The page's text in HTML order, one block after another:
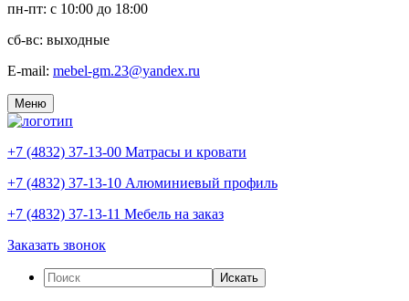
пн-пт: c 10:00 до 18:00
сб-вс: выходные
E-mail: mebel-gm.23@yandex.ru
Меню
+7 (4832) 37-13-00 Матрасы и кровати
+7 (4832) 37-13-10 Алюминиевый профиль
+7 (4832) 37-13-11 Мебель на заказ
Заказать звонок
Искать